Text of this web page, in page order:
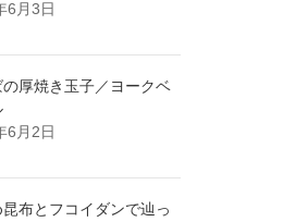
6月3日
の厚焼き玉子／ヨークベ
6月2日
布とフコイダンで辿っ